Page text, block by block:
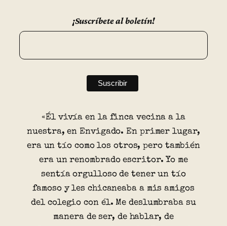
¡Suscríbete al boletín!
«Él vivía en la finca vecina a la
nuestra, en Envigado. En primer lugar,
era un tío como los otros, pero también
era un renombrado escritor. Yo me
sentía orgulloso de tener un tío
famoso y les chicaneaba a mis amigos
del colegio con él. Me deslumbraba su
manera de ser, de hablar, de